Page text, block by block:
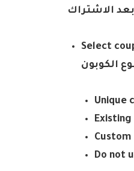
الاشتراك
Select
الكوبون
Unique
Custom
Do not